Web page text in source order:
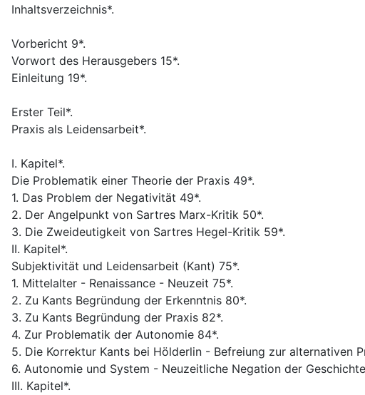
Inhaltsverzeichnis*.
Vorbericht 9*.
Vorwort des Herausgebers 15*.
Einleitung 19*.
Erster Teil*.
Praxis als Leidensarbeit*.
I. Kapitel*.
Die Problematik einer Theorie der Praxis 49*.
1. Das Problem der Negativität 49*.
2. Der Angelpunkt von Sartres Marx-Kritik 50*.
3. Die Zweideutigkeit von Sartres Hegel-Kritik 59*.
II. Kapitel*.
Subjektivität und Leidensarbeit (Kant) 75*.
1. Mittelalter - Renaissance - Neuzeit 75*.
2. Zu Kants Begründung der Erkenntnis 80*.
3. Zu Kants Begründung der Praxis 82*.
4. Zur Problematik der Autonomie 84*.
5. Die Korrektur Kants bei Hölderlin - Befreiung zur alternativen
6. Autonomie und System - Neuzeitliche Negation der
III. Kapitel*.